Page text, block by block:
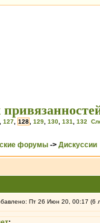
127 128 129 130 131 132
форумы -> Дискуссии
Пт 26 Июн 20, 00:17 (6